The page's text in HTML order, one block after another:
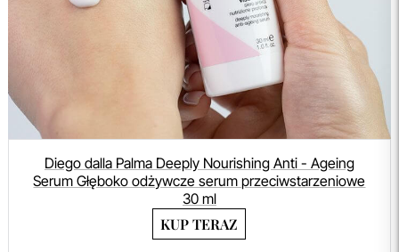
Diego dalla Palma Deeply Nourishing Anti - Ageing
Serum Głęboko odżywcze serum przeciwstarzeniowe
30 ml
KUP TERAZ